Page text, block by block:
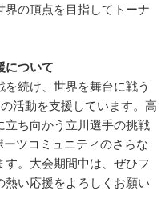
の頂点を目指してトーナ
について
続け、世界を舞台に戦う
活動を支援しています。高
立ち向かう立川選手の挑戦
ツコミュニティのさらな
。大会期間中は、ぜひフ
熱い応援をよろしくお願い